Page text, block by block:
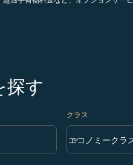
探す
クラス
クラス option エ
エコノミークラ
keyboard_arrow_down